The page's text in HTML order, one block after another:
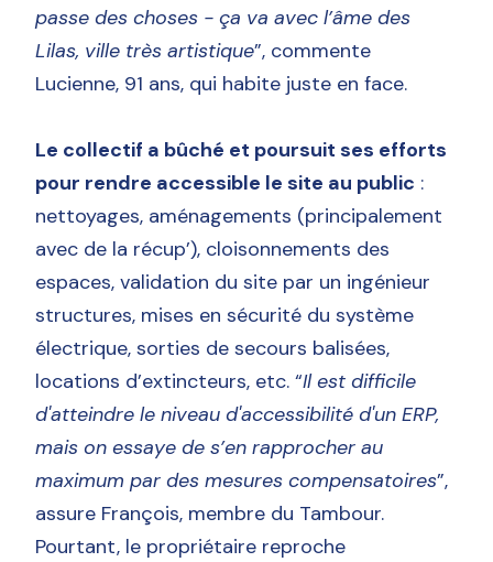
passe des choses - ça va avec l’âme des
Lilas, ville très artistique”, commente
Lucienne, 91 ans, qui habite juste en face.
Le collectif a bûché et poursuit ses efforts
pour rendre accessible le site au public :
nettoyages, aménagements (principalement
avec de la récup’), cloisonnements des
espaces, validation du site par un ingénieur
structures, mises en sécurité du système
électrique, sorties de secours balisées,
locations d’extincteurs, etc. “Il est difficile
d'atteindre le niveau d'accessibilité d'un ERP,
mais on essaye de s’en rapprocher au
maximum par des mesures compensatoires”,
assure François, membre du Tambour.
Pourtant, le propriétaire reproche